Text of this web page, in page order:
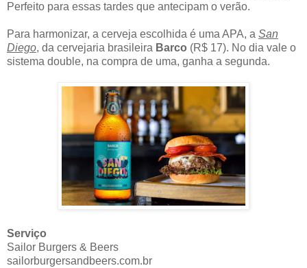
Perfeito para essas tardes que antecipam o verão.
Para harmonizar, a cerveja escolhida é uma APA, a San
Diego, da cervejaria brasileira Barco (R$ 17). No dia vale o
sistema double, na compra de uma, ganha a segunda.
Serviço
Sailor Burgers & Beers
sailorburgersandbeers.com.br